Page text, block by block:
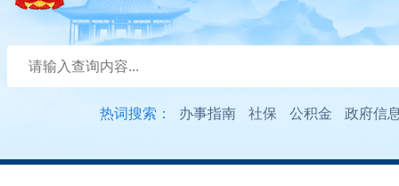
热词搜索： 办事指南 社保 公积金 政府信